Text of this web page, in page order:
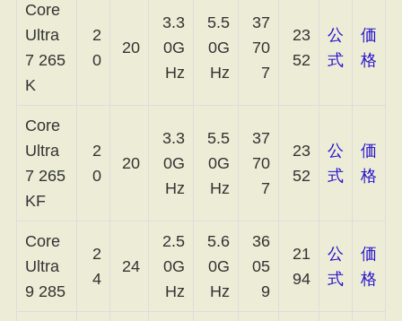
Core
Ultra
7 265
K
2
0
20
3.3
0G
Hz
5.5
0G
Hz
37
70
7
23
52
公
式
価
格
Core
Ultra
7 265
KF
2
0
20
3.3
0G
Hz
5.5
0G
Hz
37
70
7
23
52
公
式
価
格
Core
Ultra
9 285
2
4
24
2.5
0G
Hz
5.6
0G
Hz
36
05
9
21
94
公
式
価
格